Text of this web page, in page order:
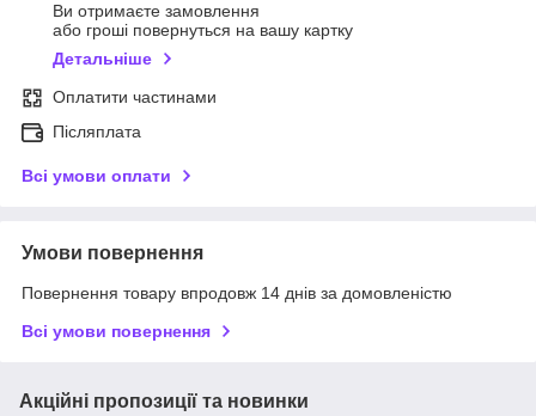
Ви отримаєте замовлення
або гроші повернуться на вашу картку
Детальніше
Оплатити частинами
Післяплата
Всі умови оплати
Умови повернення
Повернення товару впродовж 14 днів за домовленістю
Всі умови повернення
Акційні пропозиції та новинки